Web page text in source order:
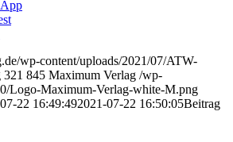
wp-content/uploads/2021/07/ATW-
321 845 Maximum Verlag /wp-
Logo-Maximum-Verlag-white-M.png
22 16:49:492021-07-22 16:50:05Beitrag